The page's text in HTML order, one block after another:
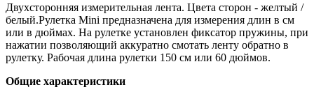
Двухсторонняя измерительная лента. Цвета сторон - желтый /
белый.Рулетка Mini предназначена для измерения длин в см
или в дюймах. На рулетке установлен фиксатор пружины, при
нажатии позволяющий аккуратно смотать ленту обратно в
рулетку. Рабочая длина рулетки 150 см или 60 дюймов.
Общие характеристики